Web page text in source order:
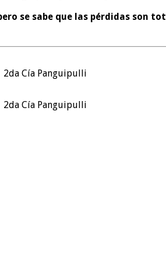
se sabe que las pérdidas
2da Cía Panguipulli
2da Cía Panguipulli